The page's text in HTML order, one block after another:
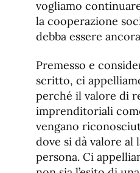
vogliamo
la cooperazione
debba essere
Premesso e
scritto, ci
perché il valore di
imprenditoriali
vengano
dove si dà valore al
persona. Ci